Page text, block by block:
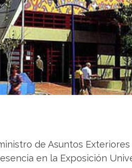
de Asuntos
en la Exposición